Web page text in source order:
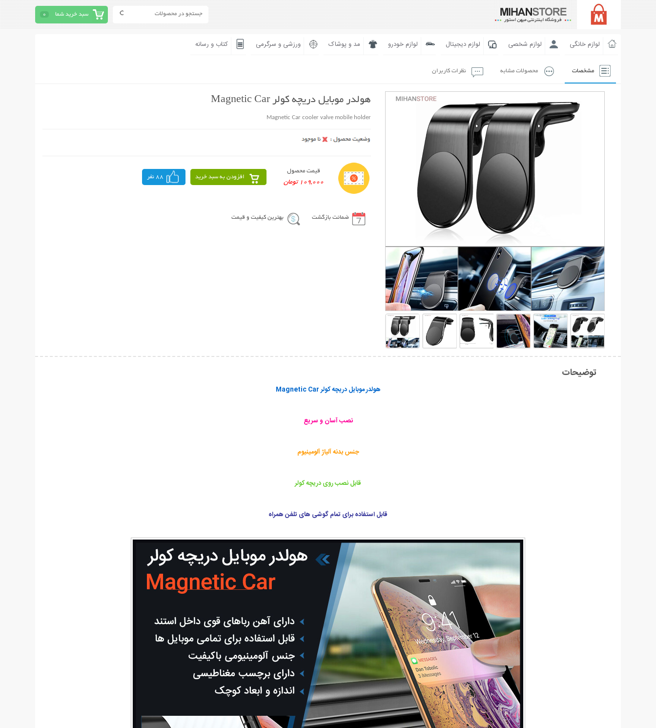
سبد خرید شما 0
لوازم خانگی لوازم شخصی لوازم دیجیتال لوازم خودرو مد و پوشاک ورزشی و سرگرمی کتاب و رسانه
مشخصات محصولات مشابه نظرات کاربران
هولدر موبایل دریچه کولر Magnetic Car
Magnetic Car cooler valve mobile holder
قیمت محصول
109,000 تومان
افزودن به سبد خرید 88 نفر
ضمانت بازگشت بهترین کیفیت و قیمت
توضیحات
هولدر موبایل دریچه کولر Magnetic Car
نصب آسان و سریع
جنس بدنه آلیاژ آلومینیوم
قابل نصب روی دریچه کولر
قابل استفاده برای تمام گوشی های تلفن همراه